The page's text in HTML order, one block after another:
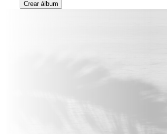
Crear álbum